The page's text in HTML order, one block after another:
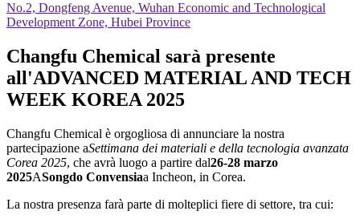
No.2, Dongfeng Avenue, Wuhan Economic and Technological
Development Zone, Hubei Province
Changfu Chemical sarà presente
all'ADVANCED MATERIAL AND TECH
WEEK KOREA 2025
Changfu Chemical è orgogliosa di annunciare la nostra
partecipazione aSettimana dei materiali e della tecnologia avanzata
Corea 2025, che avrà luogo a partire dal26-28 marzo
2025ASongdo Convensiaa Incheon, in Corea.
La nostra presenza farà parte di molteplici fiere di settore, tra cui: